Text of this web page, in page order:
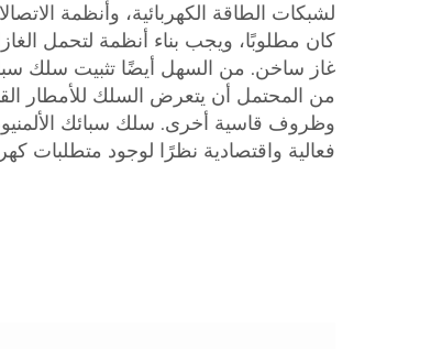
لشبكات الطاقة الكهربائية، وأنظمة
كان مطلوبًا، ويجب بناء أنظمة لتحمل
غاز ساخن. من السهل أيضًا تثبيت سلك
من المحتمل أن يتعرض السلك للأمطار
فعالية واقتصادية نظرًا لوجود متطلبات